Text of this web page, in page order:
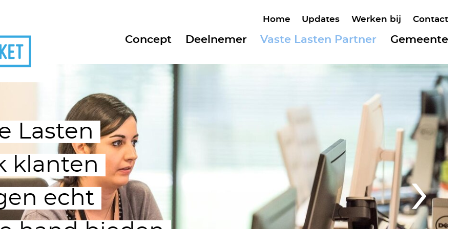
Lasten
klanten
echt
Concept Deelnemer Vaste Lasten Partner Gemeente
Home Updates Werken bij Contact